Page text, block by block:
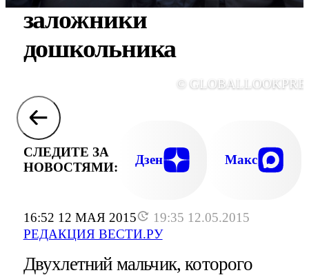
16:52 12 МАЯ 2015
19:35 12.05.2015
РЕДАКЦИЯ ВЕСТИ.РУ
заложники
дошкольника
©
СЛЕДИТЕ ЗА
НОВОСТЯМИ:
Дзен Макс
Двухлетний мальчик, которого